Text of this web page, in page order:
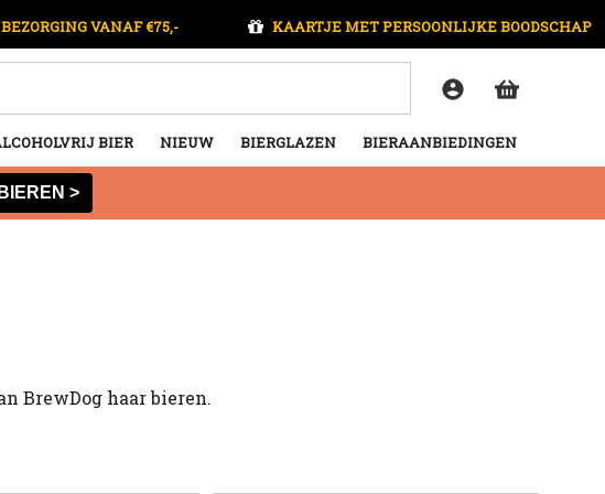
VANAF €75,- KAARTJE MET PERSOONLIJKE BOODSCHAP
BIER NIEUW BIERGLAZEN BIERAANBIEDINGEN
>
BrewDog haar bieren.